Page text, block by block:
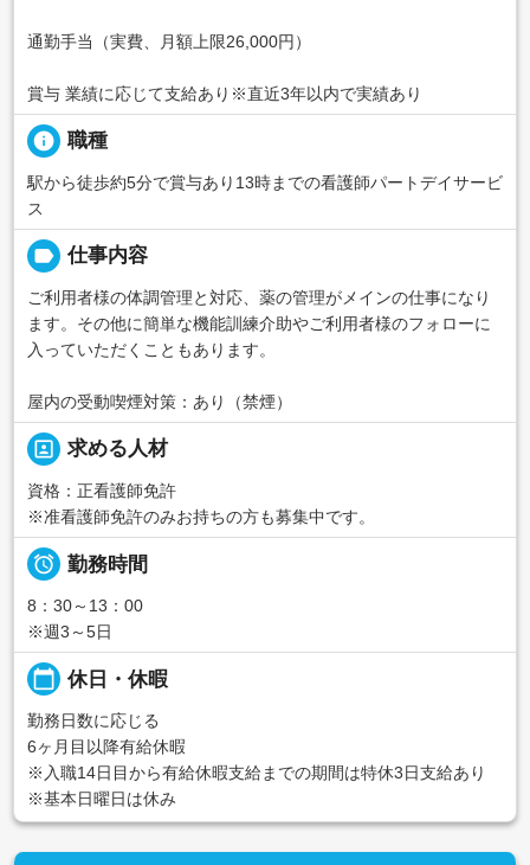
通勤手当（実費、月額上限26,000円）
賞与 業績に応じて支給あり※直近3年以内で実績あり
info 職種
駅から徒歩約5分で賞与あり13時までの看護師パートデイサービ
ス
label 仕事内容
ご利用者様の体調管理と対応、薬の管理がメインの仕事になり
ます。その他に簡単な機能訓練介助やご利用者様のフォローに
入っていただくこともあります。
屋内の受動喫煙対策：あり（禁煙）
portrait 求める人材
資格：正看護師免許
※准看護師免許のみお持ちの方も募集中です。
 勤務時間
8：30～13：00
※週3～5日
calendar_today 休日・休暇
勤務日数に応じる
6ヶ月目以降有給休暇
※入職14日目から有給休暇支給までの期間は特休3日支給あり
※基本日曜日は休み